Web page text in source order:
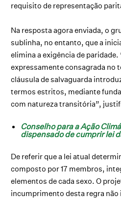
requisito de representação
Na resposta agora enviada, o
sublinha, no entanto, que a
elimina a exigência de
expressamente consagrada no
cláusula de salvaguarda
termos estritos, mediante
com natureza transitória”,
Conselho para a Ação
dispensado de cumprir lei
De referir que a lei atual
composto por 17 membros,
elementos de cada sexo. O
incumprimento desta regra não